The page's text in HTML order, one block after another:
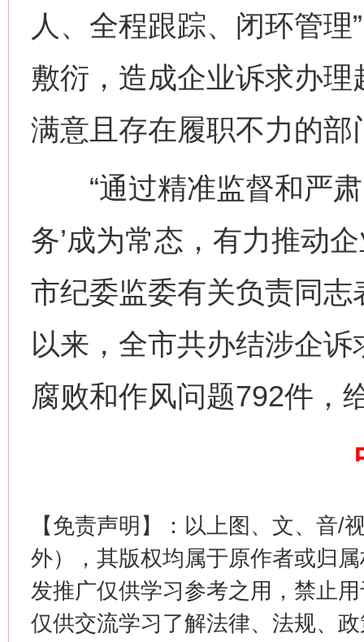
人、全程跟踪、闭环管
敷衍，造成企业诉求办
满意且存在履职不力的
“通过精准监督和严肃
务’成为常态，有力推动
市纪委监委有关负责同
以来，全市共办结涉企
腐败和作风问题792件，
【免责声明】：以上图、文、音/
外），其版权均属于原作者或归
发推广仅供学习参考之用，禁止
仅供交流学习了解法律、法规、
网上购药对药下症？
谢